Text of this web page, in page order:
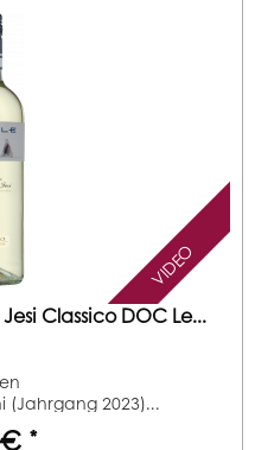
VIDEO
Classico DOC Le...
(Jahrgang 2023)...
*